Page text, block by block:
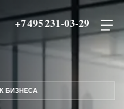
+7 495 231-03-29
БИЗНЕСА